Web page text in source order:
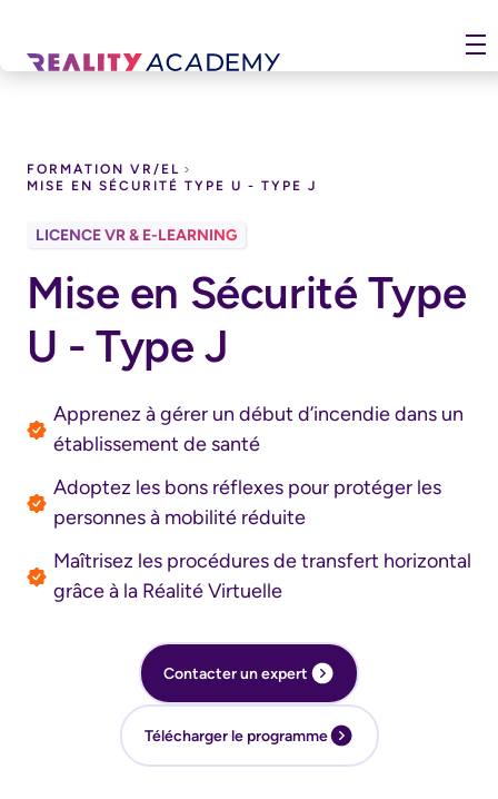
Télécharger le catalogue
Email Professionnel
Entreprise
Type d'enreprise
Secteur d'activités
FORMATION VR/EL
MISE EN SÉCURITÉ TYPE U - TYPE J
LICENCE VR & E-LEARNING
Mise en Sécurité Type
U - Type J
Apprenez à gérer un début d’incendie dans un
établissement de santé
Adoptez les bons réflexes pour protéger les
personnes à mobilité réduite
Maîtrisez les procédures de transfert horizontal
grâce à la Réalité Virtuelle
Contacter un expert
Télécharger le programme